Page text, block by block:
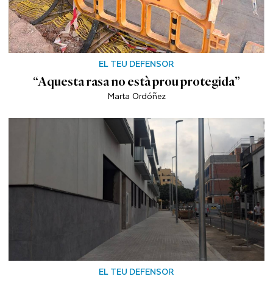
EL TEU DEFENSOR
“Aquesta rasa no està prou protegida”
Marta Ordóñez
EL TEU DEFENSOR